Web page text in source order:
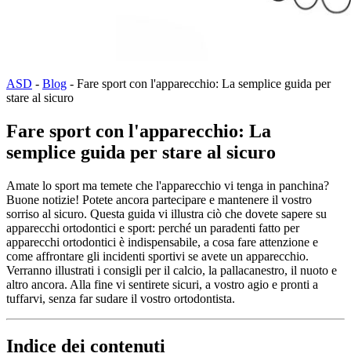
ASD - Blog - Fare sport con l'apparecchio: La semplice guida per
stare al sicuro
Fare sport con l'apparecchio: La
semplice guida per stare al sicuro
Amate lo sport ma temete che l'apparecchio vi tenga in panchina?
Buone notizie! Potete ancora partecipare e mantenere il vostro
sorriso al sicuro. Questa guida vi illustra ciò che dovete sapere su
apparecchi ortodontici e sport: perché un paradenti fatto per
apparecchi ortodontici è indispensabile, a cosa fare attenzione e
come affrontare gli incidenti sportivi se avete un apparecchio.
Verranno illustrati i consigli per il calcio, la pallacanestro, il nuoto e
altro ancora. Alla fine vi sentirete sicuri, a vostro agio e pronti a
tuffarvi, senza far sudare il vostro ortodontista.
Indice dei contenuti